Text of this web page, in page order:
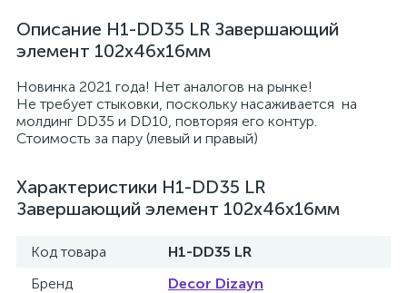
Описание H1-DD35 LR Завершающий
элемент 102х46х16мм
Новинка 2021 года! Нет аналогов на рынке!
Не требует стыковки, поскольку насаживается на
молдинг DD35 и DD10, повторяя его контур.
Стоимость за пару (левый и правый)
Характеристики H1-DD35 LR
Завершающий элемент 102х46х16мм
Код товара
H1-DD35 LR
Бренд
Decor Dizayn